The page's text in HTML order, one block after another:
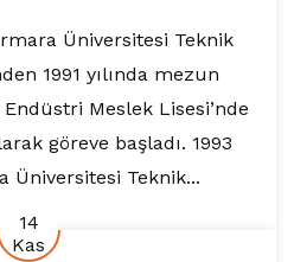
Üniversitesi Teknik
1991 yılında mezun
Meslek Lisesi’nde
göreve başladı. 1993
Üniversitesi Teknik...
14
Kas